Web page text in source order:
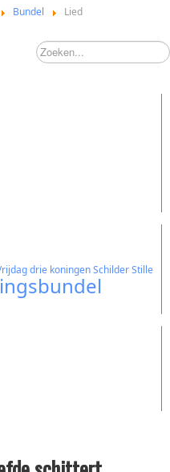
Bundel Lied
drie koningenSchilderStille